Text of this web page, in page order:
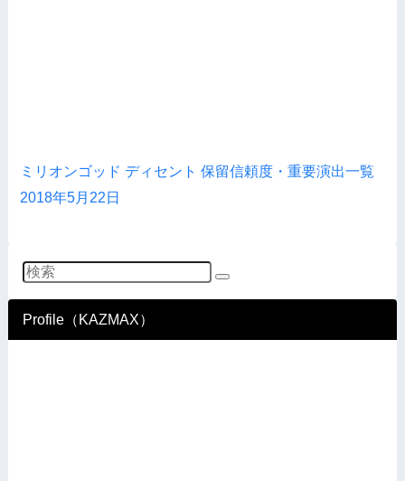
ミリオンゴッド ディセント 保留信頼度・重要演出一覧
2018年5月22日
Profile（KAZMAX）